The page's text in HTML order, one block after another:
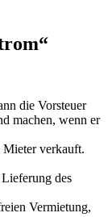
die Vorsteuer
machen, wenn er
Mieter verkauft.
des
Vermietung,